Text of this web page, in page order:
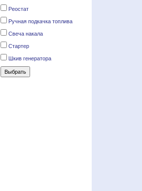
Реостат
Ручная подкачка топлива
Свеча накала
Стартер
Шкив генератора